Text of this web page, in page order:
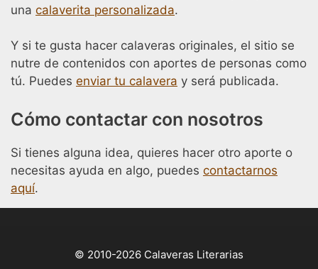
una calaverita personalizada.
Y si te gusta hacer calaveras originales, el sitio se
nutre de contenidos con aportes de personas como
tú. Puedes enviar tu calavera y será publicada.
Cómo contactar con nosotros
Si tienes alguna idea, quieres hacer otro aporte o
necesitas ayuda en algo, puedes contactarnos
aquí.
© 2010-2026 Calaveras Literarias